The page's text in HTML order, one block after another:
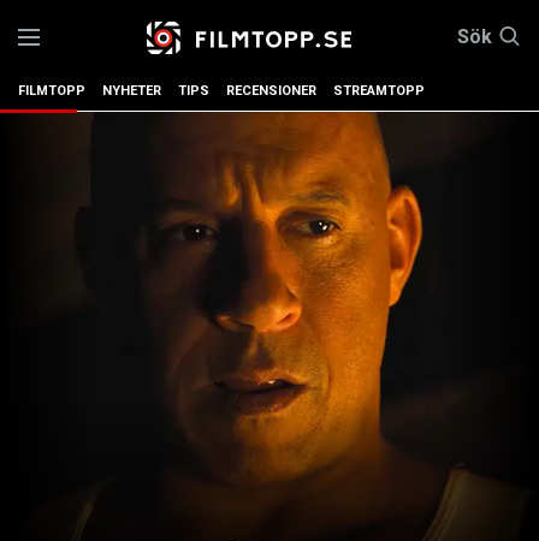
Sök
FILMTOPP NYHETER TIPS RECENSIONER STREAMTOPP